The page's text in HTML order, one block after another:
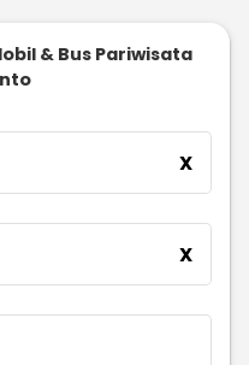
& Bus Pariwisata
X
X